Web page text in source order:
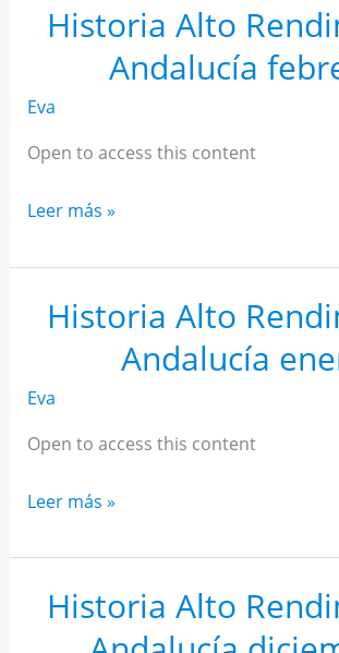
Andalucía
marzo
Historia Alto
Andalucía
Eva
Open to access this content
Historia
Rendimiento
Andalucía
febrero
Leer más »
Historia Alto
Andalucía
Eva
Open to access this content
Historia
Rendimiento
Andalucía
enero
Leer más »
Historia Alto